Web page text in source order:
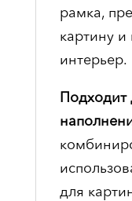
рамка,
картину
интерьер.
Подходит
для